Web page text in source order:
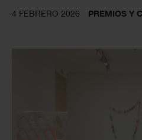
4 FEBRERO 2026 PREMIOS Y